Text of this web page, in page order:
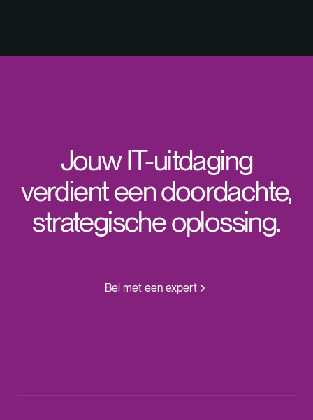
Jouw IT-uitdaging
verdient een doordachte,
strategische oplossing.
Bel met een expert